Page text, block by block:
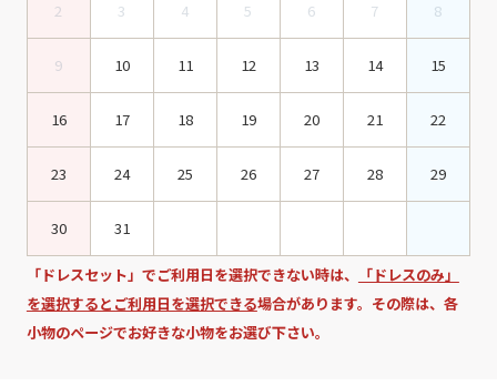
2 3 4 5 6 7 8
9 10 11 12 13 14 15
16 17 18 19 20 21 22
23 24 25 26 27 28 29
30 31
「ドレスセット」でご利用日を選択できない時は、
「ドレスのみ」
を選択するとご利用日を選択できる場合があります。その際は、各
小物のページでお好きな小物をお選び下さい。